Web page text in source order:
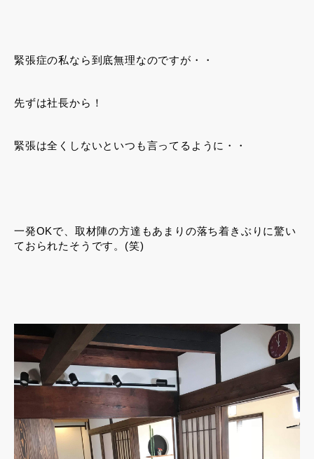
緊張症の私なら到底無理なのですが・・
先ずは社長から！
緊張は全くしないといつも言ってるように・・
一発OKで、取材陣の方達もあまりの落ち着きぶりに驚い
ておられたそうです。(笑)